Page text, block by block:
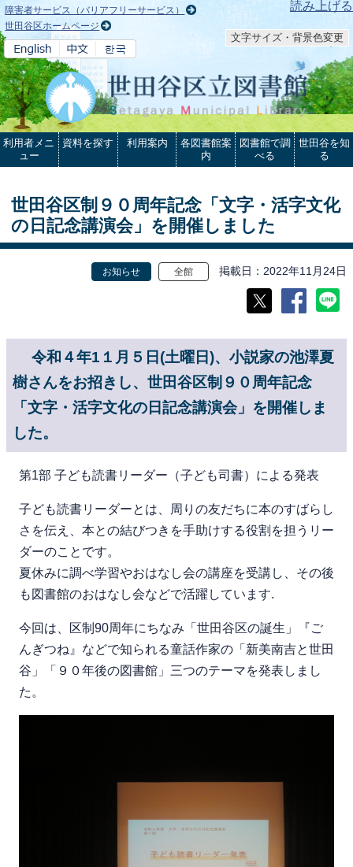
本文へ 読み上げる
障害者サービス（バリアフリーサービス）
世田谷区ホームページ
文字サイズ・背景色変更
利用者メニ
ュー
資料を探す 利用案内
各図書館案
内
図書館で調
べる
世田谷を知
る
世田谷区制９０周年記念「文字・活字文化
の日記念講演会」を開催しました
お知らせ 全館 掲載日 2022年11月24日
令和４年1１月５日(土曜日)、小説家の池澤夏
樹さんをお招きし、世田谷区制９０周年記念
「文字・活字文化の日記念講演会」を開催しま
した。
第1部 子ども読書リーダー（子ども司書）による発表
子ども読書リーダーとは、周りの友だちに本のすばらし
さを伝え、本との結びつきを手助けする役割を担うリー
ダーのことです。
夏休みに調べ学習やおはなし会の講座を受講し、その後
も図書館のおはなし会などで活躍しています.
今回は、区制90周年にちなみ「世田谷区の誕生」『ご
んぎつね』などで知られる童話作家の「新美南吉と世田
谷」「９０年後の図書館」三つのテーマを発表しまし
た。